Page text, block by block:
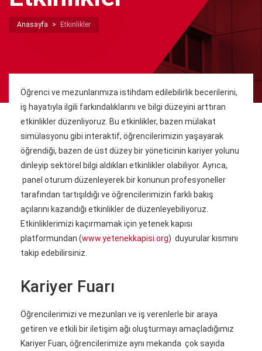
Anasayfa > Etkinlikler
Öğrenci ve mezunlarımıza istihdam edilebilirlik becerilerini,
iş hayatıyla ilgili farkındalıklarını ve bilgi düzeyini arttıran
etkinlikler düzenliyoruz. Bu etkinlikler, bazen mülakat
simülasyonu gibi interaktif, öğrencilerimizin yaşayarak
öğrendiği, bazen de üst düzey bir yöneticinin kariyer yolunu
dinleyip sektörel bilgi aldıkları etkinlikler olabiliyor. Ayrıca,
panel oturum düzenleyerek bir konunun profesyoneller
tarafından tartışıldığı ve öğrencilerimizin farklı bakış
açılarını kazandığı etkinlikler de düzenleyebiliyoruz.
Etkinliklerimizi kaçırmamak için yetenek kapısı
platformundan (www.yetenekkapisi.org) duyurular kısmını
takip edebilirsiniz.
Kariyer Fuarı
Öğrencilerimizi ve mezunları ve iş verenlerle bir araya
getiren ve etkili bir iletişim ağı oluşturmayı amaçladığımız
Kariyer Fuarı, öğrencilerimize aynı mekanda çok sayıda